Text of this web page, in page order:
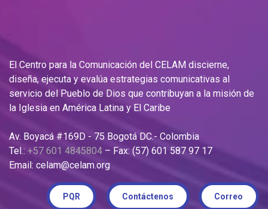
El Centro para la Comunicación del CELAM discierne,
diseña, ejecuta y evalúa estrategias comunicativas al
servicio del Pueblo de Dios que contribuyan a la misión de
la Iglesia en América Latina y El Caribe
Av. Boyacá #169D - 75 Bogotá DC.- Colombia
Tel.: +57 601 4845804 – Fax: (57) 601 587 97 17
Email: celam@celam.org
PQR Contáctenos Correo